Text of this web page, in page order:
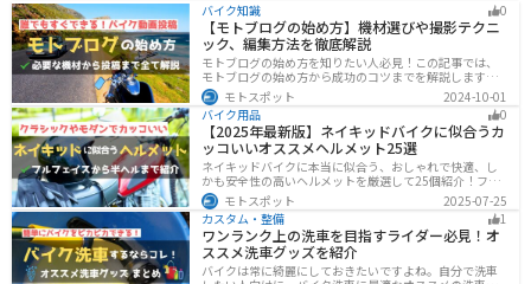
バイク知識 0
【モトブログの始め方】機材選びや撮影テクニ
ック、編集方法を徹底解説
モトブログの始め方を知りたい人必見！この記事では、
モトブログの始め方から成功のコツまでを解説します。
実は、モトブログを始めるには機材をそろえる必要があ
ります。記事を読めば、モトブログを成功させるための
コツを知ることが可能です。
モトスポット
2024-10-01
バイク用品
0
【2025年最新版】ネイキッドバイクに似合うカ
ッコいいオススメヘルメット25選
ネイキッドバイクに本当に似合う、おしゃれで快適、し
かも安全性の高いヘルメットを厳選して25個紹介！フル
フェイス・ジェット・システムなどタイプ別に特徴や選
び方も徹底解説。街乗りやツーリング、初心者からベテ
ランまで満足できるモデルを集めました。
モトスポット
2025-07-25
カスタム・整備
1
ワンランク上の洗車を目指すライダー必見！オ
ススメ洗車グッズを紹介
バイクは常に綺麗にしておきたいですよね。自分で洗車